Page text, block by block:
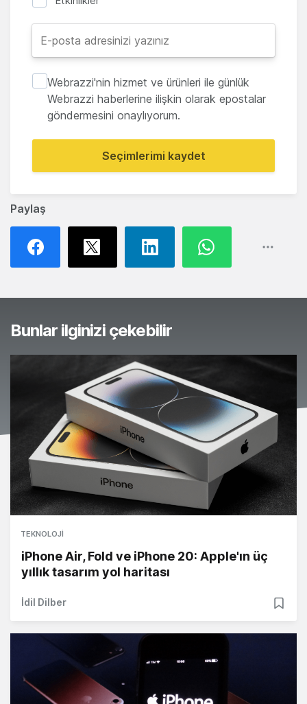
Paylaş
Webrazzi'nin hizmet ve ürünleri ile günlük
Webrazzi haberlerine ilişkin olarak epostalar
göndermesini onaylıyorum.
Seçimlerimi kaydet
Bunlar ilginizi çekebilir
TEKNOLOJI
iPhone Air, Fold ve iPhone 20: Apple'ın üç
yıllık tasarım yol haritası
İdil Dilber